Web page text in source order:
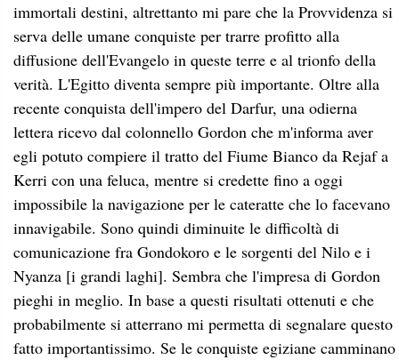
immortali destini, altrettanto mi pare che la Provvidenza si
serva delle umane conquiste per trarre profitto alla
diffusione dell'Evangelo in queste terre e al trionfo della
verità. L'Egitto diventa sempre più importante. Oltre alla
recente conquista dell'impero del Darfur, una odierna
lettera ricevo dal colonnello Gordon che m'informa aver
egli potuto compiere il tratto del Fiume Bianco da Rejaf a
Kerri con una feluca, mentre si credette fino a oggi
impossibile la navigazione per le cateratte che lo facevano
innavigabile. Sono quindi diminuite le difficoltà di
comunicazione fra Gondokoro e le sorgenti del Nilo e i
Nyanza [i grandi laghi]. Sembra che l'impresa di Gordon
pieghi in meglio. In base a questi risultati ottenuti e che
probabilmente si atterrano mi permetta di segnalare questo
fatto importantissimo. Se le conquiste egiziane camminano